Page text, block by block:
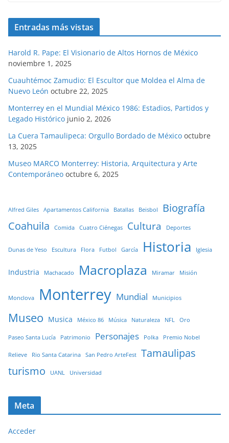
Entradas más vistas
Harold R. Pape: El Visionario de Altos Hornos de México
noviembre 1, 2025
Cuauhtémoc Zamudio: El Escultor que Moldea el Alma de
Nuevo León octubre 22, 2025
Monterrey en el Mundial México 1986: Estadios, Partidos y
Legado Histórico junio 2, 2026
La Cuera Tamaulipeca: Orgullo Bordado de México octubre
13, 2025
Museo MARCO Monterrey: Historia, Arquitectura y Arte
Contemporáneo octubre 6, 2025
Alfred Giles Apartamentos California Batallas Beisbol
Biografía
Coahuila
Comida Cuatro Ciénegas Cultura Deportes
Dunas de Yeso Escultura Flora Futbol García Historia Iglesia
Industria Machacado Macroplaza Miramar Misión
Monclova Monterrey Mundial Municipios
Museo Musica México 86 Música Naturaleza NFL Oro
Paseo Santa Lucía Patrimonio Personajes Polka Premio Nobel
Relieve Rio Santa Catarina San Pedro ArteFest
Tamaulipas
turismo
UANL Universidad
Meta
Acceder